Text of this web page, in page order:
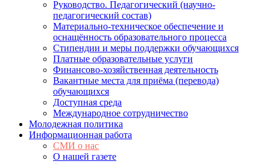
Руководство. Педагогический (научно-
педагогический состав)
Материально-техническое обеспечение и
оснащённость образовательного процесса
Стипендии и меры поддержки обучающихся
Платные образовательные услуги
Финансово-хозяйственная деятельность
Вакантные места для приёма (перевода)
обучающихся
Доступная среда
Международное сотрудничество
Молодежная политика
Информационная работа
СМИ о нас
О нашей газете